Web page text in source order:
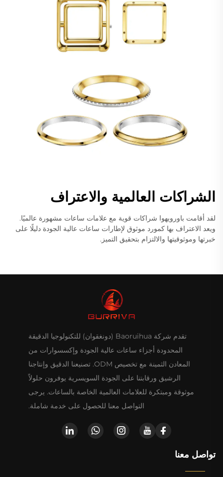
الشراكات العالمية والاعتراف
لقد أقامت باورويهوا شراكات قوية مع علامات ساعات مشهورة عالميًا.
ويعد الاعتراف بها كمورد موثوق لإطارات ساعات عالية الجودة دليلًا على
خبرتها وموثوقيتها والالتزام بتحقيق التميز.
تقدم شركة Baoruihua (دونغقوان) للتكنولوجيا الدقيقة
المحدودة أجزاء ساعات عالية الجودة وإكسسوارات من
المعادن الثمينة مع تخصيص ODM. تصنيعنا الدقيق وإنتاجنا
الرشيق ورقابتنا على الجودة السويسرية يوفرون حلولاً
موثوقة ومبتكرة للعلامات العالمية الخاصة بالساعات. يرجى
التواصل معنا للحصول على خدمة شاملة.
تواصل معنا